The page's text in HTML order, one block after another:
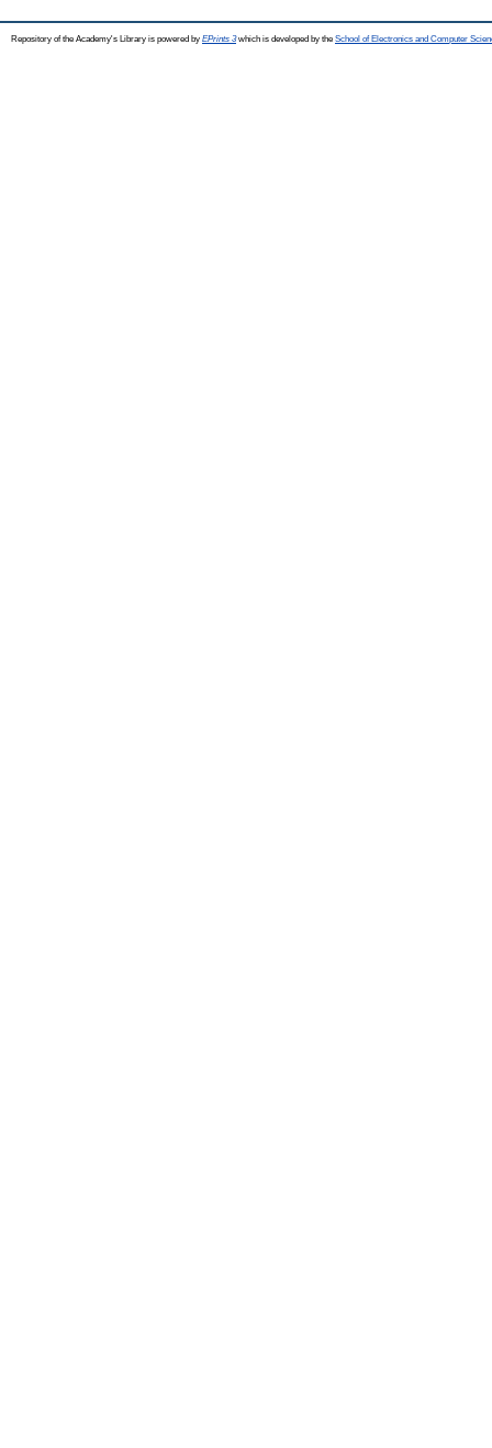
Repository of the Academy's Library is powered by EPrints 3which is developed by the School of Electronics and Computer